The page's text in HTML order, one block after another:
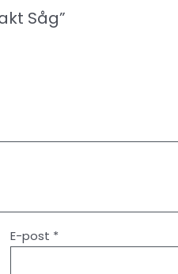
Såg”
E-post *